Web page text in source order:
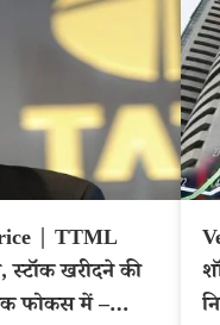
| TTML
स्टॉक खरीदने की
फोकस में –